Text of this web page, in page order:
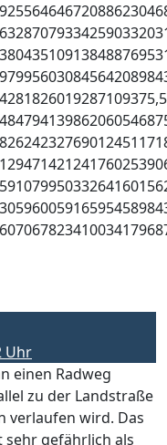
Uhr
einen Radweg
zu der Landstraße
verlaufen wird. Das
sehr gefährlich als